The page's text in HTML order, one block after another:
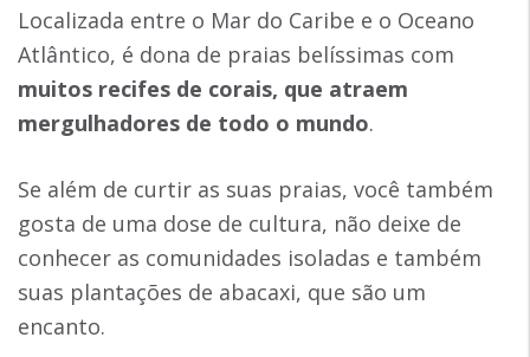
Localizada entre o Mar do Caribe e o Oceano
Atlântico, é dona de praias belíssimas com
muitos recifes de corais, que atraem
mergulhadores de todo o mundo.
Se além de curtir as suas praias, você também
gosta de uma dose de cultura, não deixe de
conhecer as comunidades isoladas e também
suas plantações de abacaxi, que são um
encanto.